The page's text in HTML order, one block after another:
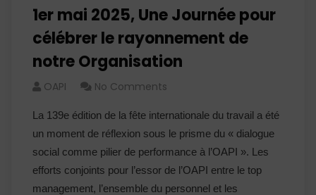
1er mai 2025, Une Journée pour
célébrer le rayonnement de
notre Organisation
OAPI No Comments
La 139e édition de la fête internationale du travail a été
un moment de réflexion sous le prisme du « dialogue
social comme pilier de performance à l’OAPI ». Les
efforts conjoints pour l’essor de l’OAPI entre le top
management, l’ensemble du personnel et les